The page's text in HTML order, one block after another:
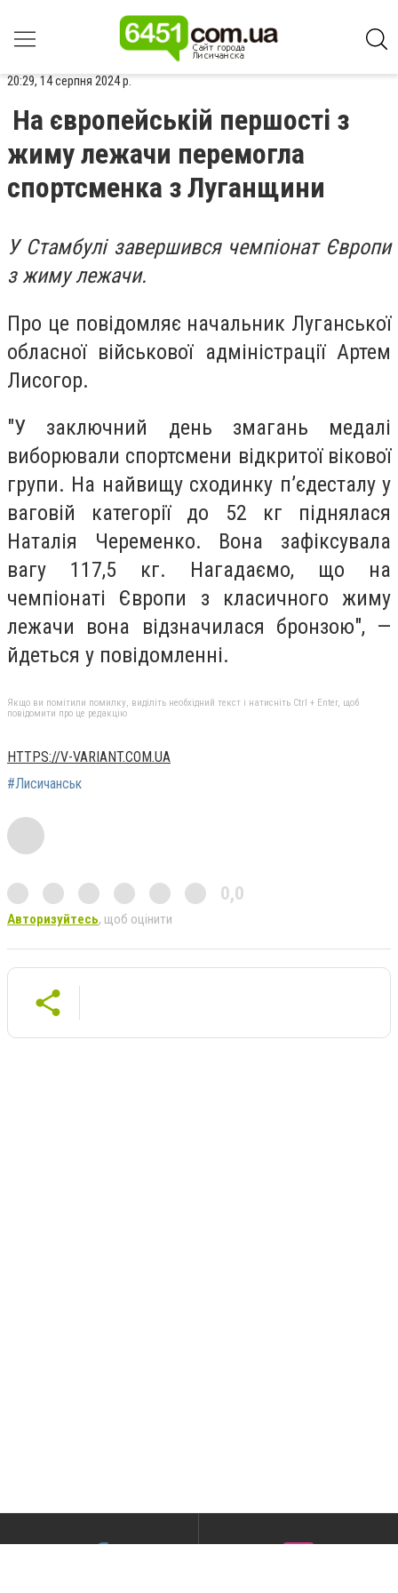
20:29, 14 серпня 2024 р.
На європейській першості з
жиму лежачи перемогла
спортсменка з Луганщини
У Стамбулі завершився чемпіонат Європи
з жиму лежачи.
Про це повідомляє начальник Луганської
обласної військової адміністрації Артем
Лисогор.
"У заключний день змагань медалі
виборювали спортсмени відкритої вікової
групи. На найвищу сходинку п’єдесталу у
ваговій категорії до 52 кг піднялася
Наталія Череменко. Вона зафіксувала
вагу 117,5 кг. Нагадаємо, що на
чемпіонаті Європи з класичного жиму
лежачи вона відзначилася бронзою", —
йдеться у повідомленні.
Якщо ви помітили помилку, виділіть необхідний текст і натисніть Ctrl + Enter, щоб
повідомити про це редакцію
HTTPS://V-VARIANT.COM.UA
#Лисичанськ
0,0
Авторизуйтесь, щоб оцінити